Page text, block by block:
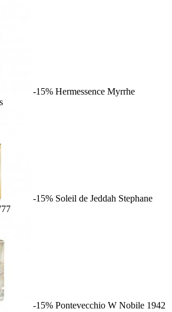
-15% Hermessence Myrrhe
-15% Soleil de Jeddah Stephane
-15% Pontevecchio W Nobile 1942